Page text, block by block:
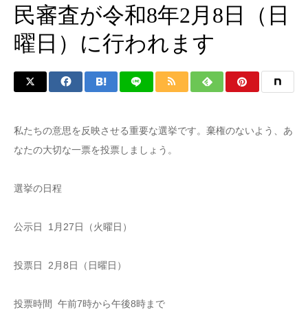
民審査が令和8年2月8日（日
曜日）に行われます
私たちの意思を反映させる重要な選挙です。棄権のないよう、あ
なたの大切な一票を投票しましょう。
選挙の日程
公示日 1月27日（火曜日）
投票日 2月8日（日曜日）
投票時間 午前7時から午後8時まで